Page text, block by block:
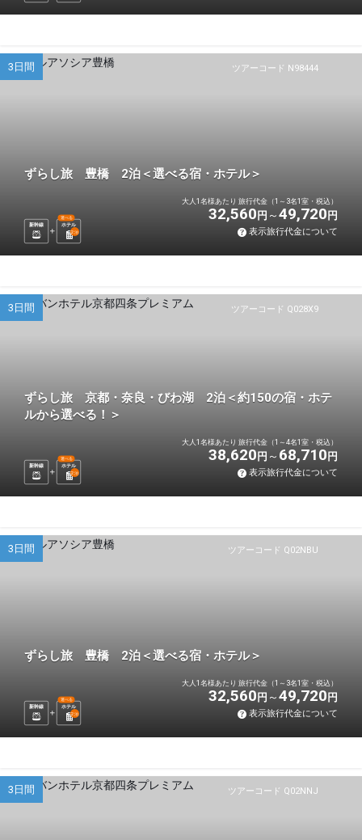
ツアーコード N98444
3日間
ずらし旅 豊橋 2泊＜選べる宿・ホテル＞
新幹線 ホテル
選べる
2泊
大人1名様あたり 旅行代金（1～3名1室・税込）
32,560 円 49,720 円
表示旅行代金について
ツアーコード Q028X9
3日間
ずらし旅 京都・奈良・びわ湖 2泊＜約150の宿・ホテ
ルから選べる！＞
新幹線 ホテル
選べる
2泊
大人1名様あたり 旅行代金（1～4名1室・税込）
38,620 円 68,710 円
表示旅行代金について
ツアーコード Q02NBU
3日間
ずらし旅 豊橋 2泊＜選べる宿・ホテル＞
新幹線 ホテル
選べる
2泊
大人1名様あたり 旅行代金（1～3名1室・税込）
32,560 円 49,720 円
表示旅行代金について
ツアーコード Q02NNJ
3日間